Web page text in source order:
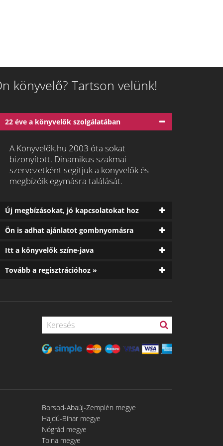
könyvelő? Tartson velünk!
22 éve a könyvelők szolgálatában
A Könyvelők.hu 2003 óta sokat
bizonyított. Dinamikus szakmai
szervezetként segítjük a könyvelők és
megbízóik egymásra találását.
Új megbízásokat, jó kapcsolatokat hoz
Ön is adhat ajánlatot gombnyomásra
Itt a könyvelők színe-java
Tovább a regisztrációhoz »
Borsod-Abaúj-Zemplén megye
Hajdú-Bihar megye
Nógrád megye
Tolna megye